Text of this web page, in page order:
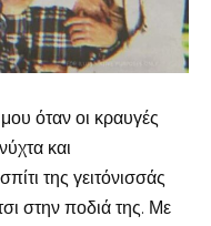
όταν οι κραυγές
και
της γειτόνισσάς
στην ποδιά της. Με